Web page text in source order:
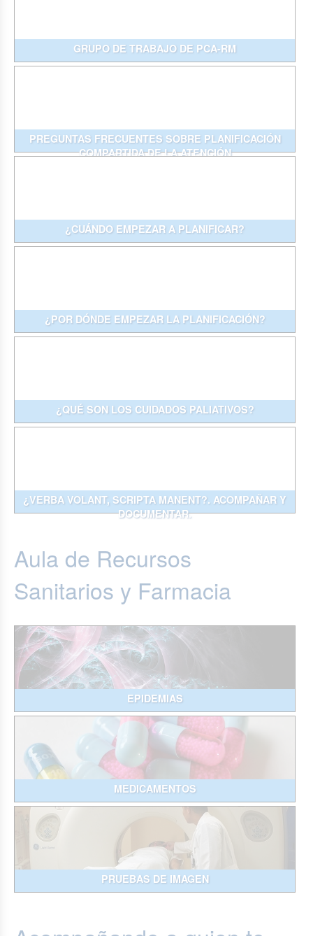
GRUPO DE TRABAJO DE PCA-RM
PREGUNTAS FRECUENTES SOBRE PLANIFICACIÓN
COMPARTIDA DE LA ATENCIÓN
¿CUÁNDO EMPEZAR A PLANIFICAR?
¿POR DÓNDE EMPEZAR LA PLANIFICACIÓN?
¿QUÉ SON LOS CUIDADOS PALIATIVOS?
¿VERBA VOLANT, SCRIPTA MANENT?. ACOMPAÑAR Y
DOCUMENTAR.
Aula de Recursos
Sanitarios y Farmacia
EPIDEMIAS
MEDICAMENTOS
PRUEBAS DE IMAGEN